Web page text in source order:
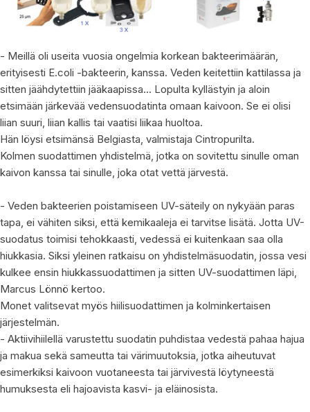
- Meillä oli useita vuosia ongelmia korkean bakteerimäärän,
erityisesti E.coli -bakteerin, kanssa. Veden keitettiin kattilassa ja
sitten jäähdytettiin jääkaapissa... Lopulta kyllästyin ja aloin
etsimään järkevää vedensuodatinta omaan kaivoon. Se ei olisi
liian suuri, liian kallis tai vaatisi liikaa huoltoa.
Hän löysi etsimänsä Belgiasta, valmistaja Cintropurilta.
Kolmen suodattimen yhdistelmä, jotka on sovitettu sinulle oman
kaivon kanssa tai sinulle, joka otat vettä järvestä.
- Veden bakteerien poistamiseen UV-säteily on nykyään paras
tapa, ei vähiten siksi, että kemikaaleja ei tarvitse lisätä. Jotta UV-
suodatus toimisi tehokkaasti, vedessä ei kuitenkaan saa olla
hiukkasia. Siksi yleinen ratkaisu on yhdistelmäsuodatin, jossa vesi
kulkee ensin hiukkassuodattimen ja sitten UV-suodattimen läpi,
Marcus Lönnö kertoo.
Monet valitsevat myös hiilisuodattimen ja kolminkertaisen
järjestelmän.
- Aktiivihiilellä varustettu suodatin puhdistaa vedestä pahaa hajua
ja makua sekä sameutta tai värimuutoksia, jotka aiheutuvat
esimerkiksi kaivoon vuotaneesta tai järvivestä löytyneestä
humuksesta eli hajoavista kasvi- ja eläinosista.